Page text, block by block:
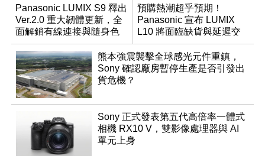
Panasonic LUMIX S9 釋出
Ver.2.0 重大韌體更新，全
面解鎖有線連接與隨身色
調編輯
預購熱潮超乎預期！
Panasonic 宣布 LUMIX
L10 將面臨缺貨與延遲交
貨時間
熊本強震襲擊全球感光元件重鎮，
Sony 確認廠房暫停生產是否引發出
貨危機？
Sony 正式發表第五代高倍率一體式
相機 RX10 V，雙影像處理器與 AI
單元上身